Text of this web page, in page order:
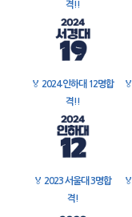
격!!
🏅 2024 인하대 12명합
격!!
🏅
🏅 2023 서울대 3명합
격!
🏅